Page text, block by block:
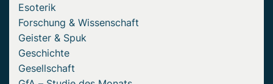
Esoterik
Forschung & Wissenschaft
Geister & Spuk
Geschichte
Gesellschaft